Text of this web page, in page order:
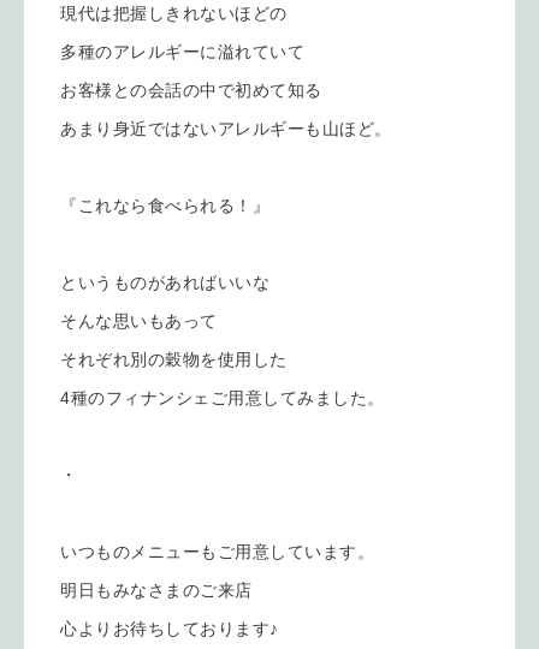
現代は把握しきれないほどの
多種のアレルギーに溢れていて
お客様との会話の中で初めて知る
あまり身近ではないアレルギーも山ほど。
『これなら食べられる！』
というものがあればいいな
そんな思いもあって
それぞれ別の穀物を使用した
4種のフィナンシェご用意してみました。
・
いつものメニューもご用意しています。
明日もみなさまのご来店
心よりお待ちしております♪